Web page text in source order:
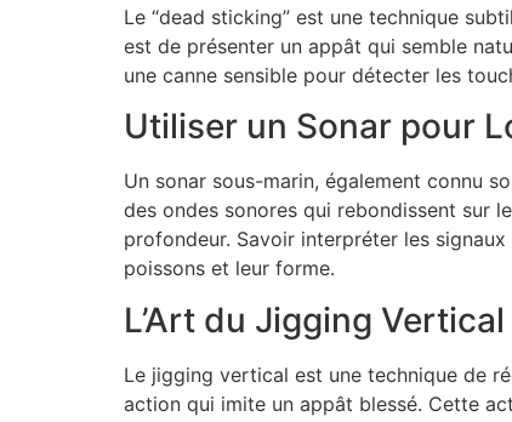
Le “dead sticking” est une technique
est de présenter un appât qui semble
une canne sensible pour détecter les
Utiliser un Sonar pour
Un sonar sous-marin, également connu
des ondes sonores qui rebondissent sur
profondeur. Savoir interpréter les
poissons et leur forme.
L’Art du Jigging Vertical
Le jigging vertical est une technique de
action qui imite un appât blessé. Cette